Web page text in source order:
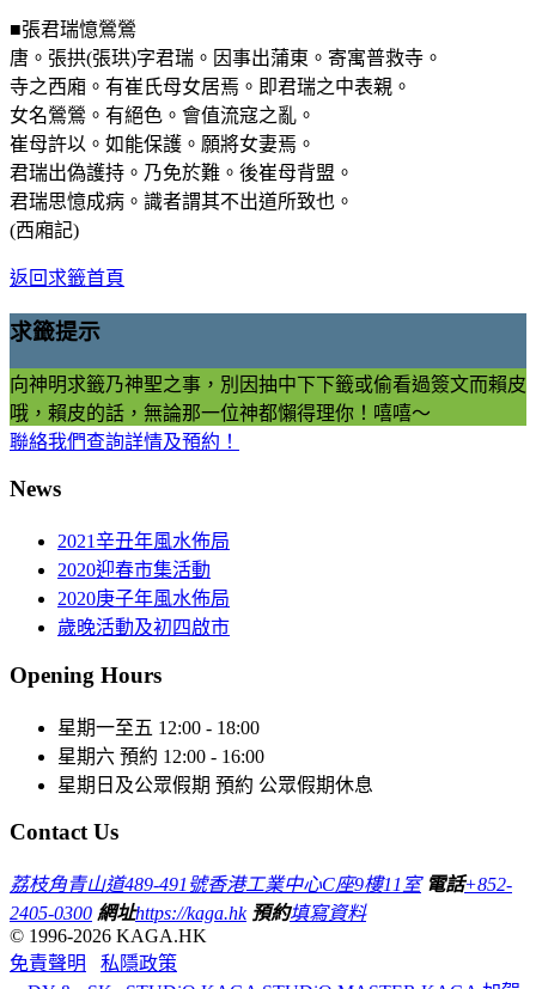
■張君瑞憶鶯鶯
唐。張拱(張珙)字君瑞。因事出蒲東。寄寓普救寺。
寺之西廂。有崔氏母女居焉。即君瑞之中表親。
女名鶯鶯。有絕色。會值流寇之亂。
崔母許以。如能保護。願將女妻焉。
君瑞出偽護持。乃免於難。後崔母背盟。
君瑞思憶成病。識者謂其不出道所致也。
(西廂記)
返回求籤首頁
求籤提示
向神明求籤乃神聖之事，別因抽中下下籤或偷看過簽文而賴皮
哦，賴皮的話，無論那一位神都懶得理你！嘻嘻～
聯絡我們查詢詳情及預約！
News
2021辛丑年風水佈局
2020迎春市集活動
2020庚子年風水佈局
歲晚活動及初四啟市
Opening Hours
星期一至五 12:00 - 18:00
星期六 預約 12:00 - 16:00
星期日及公眾假期 預約 公眾假期休息
Contact Us
荔枝角青山道489-491號香港工業中心C座9樓11室 電話+852-
2405-0300 網址https://kaga.hk 預約填寫資料
© 1996-2026 KAGA.HK
免責聲明
私隱政策